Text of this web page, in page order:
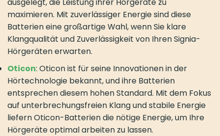
maximieren. Mit zuverlässiger Energie sind diese
Batterien eine großartige Wahl, wenn Sie klare
Klangqualität und Zuverlässigkeit von Ihren Signia-
Hörgeräten erwarten.
Oticon: Oticon ist für seine Innovationen in der
Hörtechnologie bekannt, und ihre Batterien
entsprechen diesem hohen Standard. Mit dem Fokus
auf unterbrechungsfreien Klang und stabile Energie
liefern Oticon-Batterien die nötige Energie, um Ihre
Hörgeräte optimal arbeiten zu lassen.